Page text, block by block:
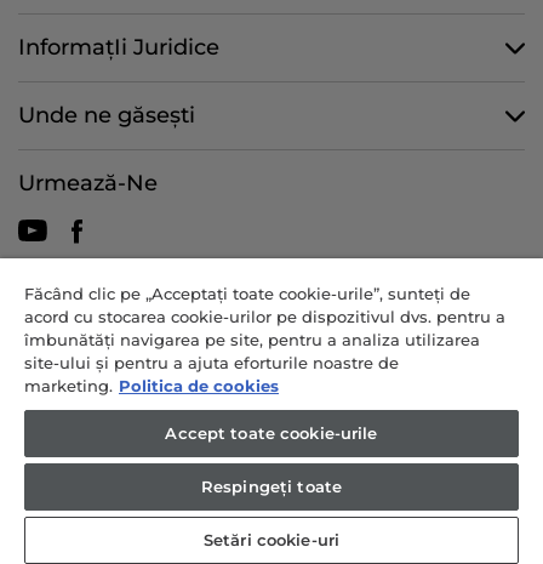
InformațIi Juridice
Unde ne găsești
Urmează-Ne
CANDY HOOVER GROUP S.r.I. - asociat unic - SEDIU SOCIAL: Via
Comolli, 57 - 20861 Brugherio (MB) - Italia - BIROURI
ADMINISTRATIVE: Via Privata Eden Fumagalli snc - 20861 Brugherio
(MB) și Via Trento nr. 20/A-22 - 20871 Vimercate (MB) - Italia - Tel.:
€ vărsat integral - Cod fiscal și numărul de înregistrare în Registrul
Comerțului din Milano-Monza-Brianza-Lodi 04666310158 - număr TVA
00786860965 - număr REA: MB-1033934 - Autorizație IT AEOF 211870
- Societate supusă activității de conducere și coordonare de către
Făcând clic pe „Acceptați toate cookie-urile”, sunteți de
acord cu stocarea cookie-urilor pe dispozitivul dvs. pentru a
îmbunătăți navigarea pe site, pentru a analiza utilizarea
site-ului și pentru a ajuta eforturile noastre de
marketing. Politica de cookies
Accept toate cookie-urile
Respingeți toate
Setări cookie-uri